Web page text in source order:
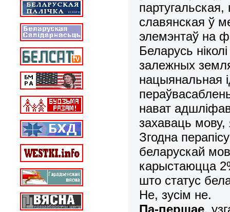
славянская ў
элемэнтаў на
Беларусь
залежных
нацыянальная
нават
захаваць мову,
Згодна
беларускай
карыстаюцца
што статус
Не, зусім не.
Па-першае,